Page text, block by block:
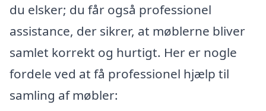
du elsker; du får også professionel
assistance, der sikrer, at møblerne bliver
samlet korrekt og hurtigt. Her er nogle
fordele ved at få professionel hjælp til
samling af møbler: